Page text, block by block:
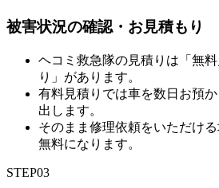
被害状況の確認・お見積もり
ヘコミ救急隊の見積りは「無
り」があります。
有料見積りでは車を数日お預
出します。
そのまま修理依頼をいただけ
無料になります。
STEP03